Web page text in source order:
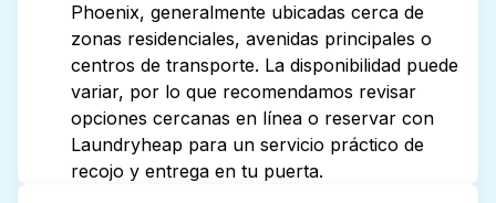
Phoenix, generalmente ubicadas cerca de
zonas residenciales, avenidas principales o
centros de transporte. La disponibilidad puede
variar, por lo que recomendamos revisar
opciones cercanas en línea o reservar con
Laundryheap para un servicio práctico de
recojo y entrega en tu puerta.